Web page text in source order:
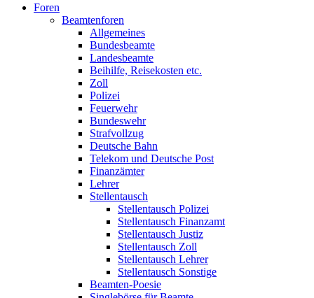
Foren
Beamtenforen
Allgemeines
Bundesbeamte
Landesbeamte
Beihilfe, Reisekosten etc.
Zoll
Polizei
Feuerwehr
Bundeswehr
Strafvollzug
Deutsche Bahn
Telekom und Deutsche Post
Finanzämter
Lehrer
Stellentausch
Stellentausch Polizei
Stellentausch Finanzamt
Stellentausch Justiz
Stellentausch Zoll
Stellentausch Lehrer
Stellentausch Sonstige
Beamten-Poesie